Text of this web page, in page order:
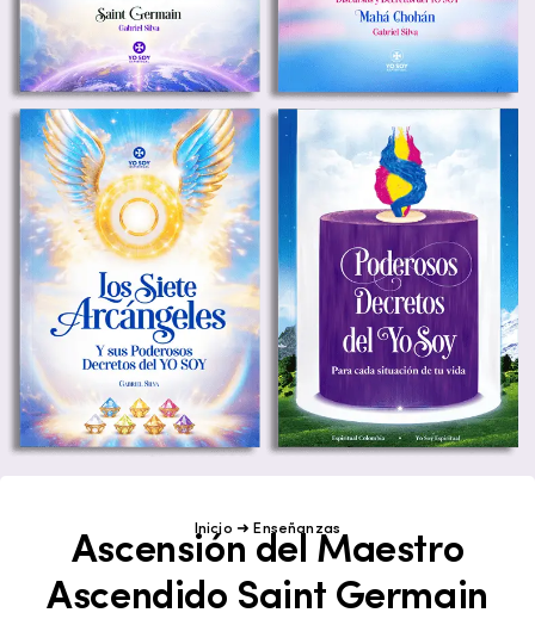
Inicio ➜ Enseñanzas
Ascensión del Maestro
Ascendido Saint Germain